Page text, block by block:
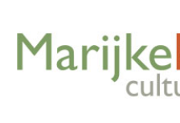
inhoud